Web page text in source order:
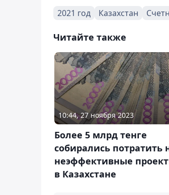
2021 год Казахстан
Читайте также
10:44, 27 ноября 2023
Более 5 млрд тенге
собирались потратить
неэффективные
в Казахстане